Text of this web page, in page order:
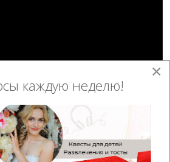
жениха и
×
каждую неделю!